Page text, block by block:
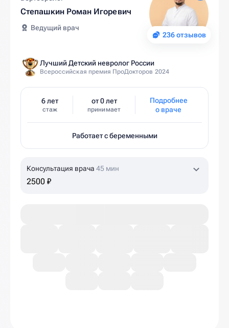
236 отзывов
Степашкин Роман Игоревич
Ведущий врач
Лучший Детский невролог России
Всероссийская премия ПроДокторов 2024
6 лет
стаж
от 0 лет
принимает
Подробнее
о враче
Работает с беременными
Консультация врача 45 мин
2500 ₽